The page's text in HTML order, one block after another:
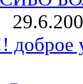
доброе